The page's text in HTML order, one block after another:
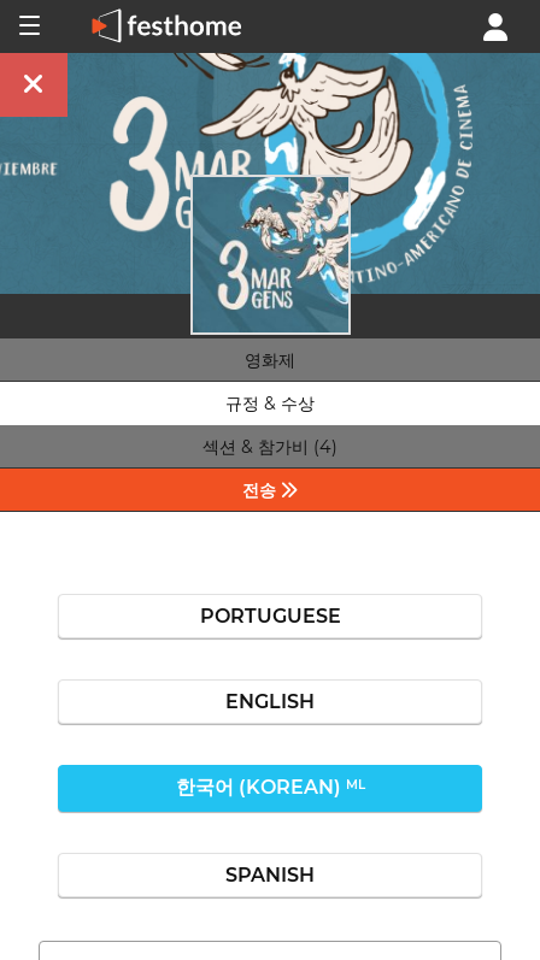
영화제
규정 & 수상
섹션 & 참가비 (4)
전송
PORTUGUESE
ENGLISH
한국어 (KOREAN) ML
SPANISH